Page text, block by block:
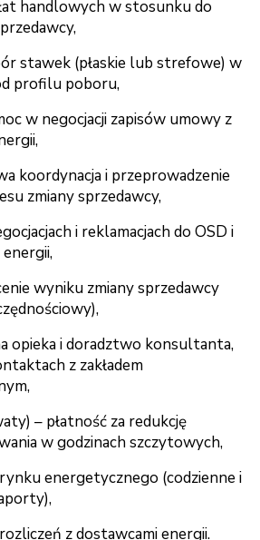
handlowych w stosunku do
stawek (płaskie lub strefowe) w
profilu poboru,
w negocjacji zapisów umowy z
koordynacja i przeprowadzenie
zmiany sprzedawcy,
i reklamacjach do OSD i
wyniku zmiany sprzedawcy
opieka i doradztwo konsultanta,
z zakładem
– płatność za redukcję
w godzinach szczytowych,
energetycznego (codzienne i
z dostawcami energii.